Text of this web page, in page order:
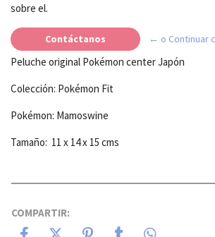
sobre el.
Contáctanos ← o Continuar
Peluche original Pokémon center Japón
Colección: Pokémon Fit
Pokémon: Mamoswine
Tamaño: 11 x 14 x 15 cms
COMPARTIR: